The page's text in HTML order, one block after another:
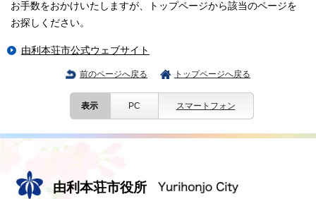
お手数をおかけいたしますが、トップページから該当のページを
お探しください。
由利本荘市公式ウェブサイト
前のページへ戻る トップページへ戻る
表示 PC スマートフォン
由利本荘市役所